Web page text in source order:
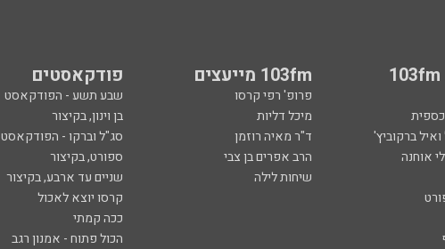
103fm מייעצים פודקאסטים
פרופ' רפי קרסו שבע תשע - הפודקאסט
כספית
מיכל דליות בן וינון, בקיצור
ברקוביץ'
ד"ר מאיה רוזמן סג"ל וברקו - הפודקאסט
אוחנה
הרב אפרים בן צבי ספורט, בקיצור
שיחות לילה שניים עד ארבע, בקיצור
קרסו יוצא לאכול
ככה קמתי
הכול פתוח - אמנון רגב